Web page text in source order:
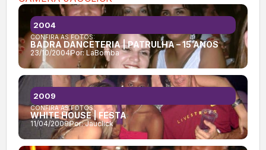
CONFIRA AS FOTOS:
BADRA DANCETERIA | PATRULHA – 15 ANOS
23/10/2004Por: LaBomba
2004
CONFIRA AS FOTOS:
WHITE HOUSE | FESTA
11/04/2009Por:Jauclick
2009